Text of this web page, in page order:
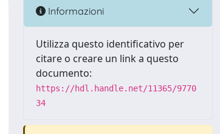
Informazioni
Utilizza questo identificativo per
citare o creare un link a questo
documento:
https://hdl.handle.net/11365/9770
34